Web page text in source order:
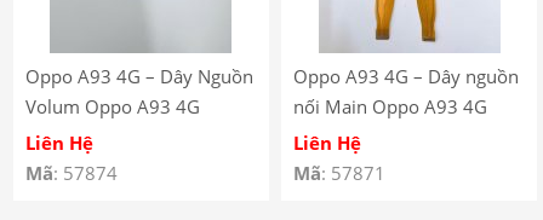
Oppo A93 4G – Dây Nguồn
Volum Oppo A93 4G
CPH2121 CPH2123
Liên Hệ
Mã: 57874
Oppo A93 4G – Dây nguồn
nối Main Oppo A93 4G
CPH2121 CPH2123
Liên Hệ
Mã: 57871